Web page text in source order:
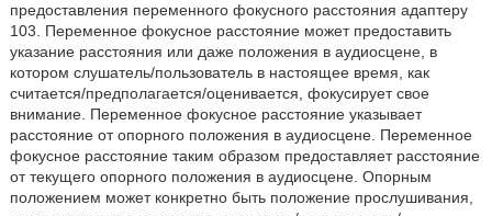
предоставления переменного фокусного расстояния адаптеру
103. Переменное фокусное расстояние может предоставить
указание расстояния или даже положения в аудиосцене, в
котором слушатель/пользователь в настоящее время, как
считается/предполагается/оценивается, фокусирует свое
внимание. Переменное фокусное расстояние указывает
расстояние от опорного положения в аудиосцене. Переменное
фокусное расстояние таким образом предоставляет расстояние
от текущего опорного положения в аудиосцене. Опорным
положением может конкретно быть положение прослушивания,